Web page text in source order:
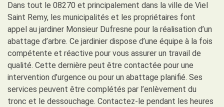
Dans tout le 08270 et principalement dans la ville de Viel
Saint Remy, les municipalités et les propriétaires font
appel au jardiner Monsieur Dufresne pour la réalisation d’un
abattage d’arbre. Ce jardinier dispose d’une équipe à la fois
compétente et réactive pour vous assurer un travail de
qualité. Cette dernière peut être contactée pour une
intervention d’urgence ou pour un abattage planifié. Ses
services peuvent être complétés par l’enlèvement du
tronc et le dessouchage. Contactez-le pendant les heures